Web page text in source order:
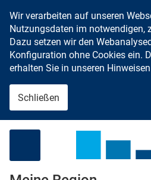
Wir verarbeiten auf unseren
Nutzungsdaten im notwendigen,
Dazu setzen wir den
Konfiguration ohne Cookies ein.
erhalten Sie in unseren
Schließen